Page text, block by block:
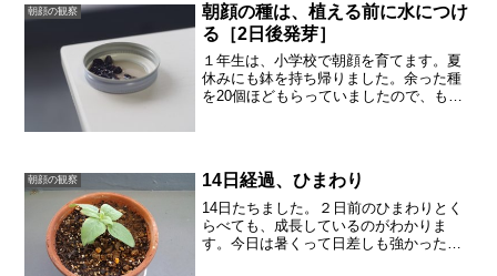
朝顔の観察
朝顔の種は、植える前に水につけ
る［2日後発芽］
１年生は、小学校で朝顔を育てます。夏
休みにも鉢を持ち帰りました。余った種
を20個ほどもらっていましたので、もう
割れて発芽しやすいです...
朝顔の観察 14日経過、ひまわり
14日たちました。２日前のひまわりとく
らべても、成長しているのがわかりま
す。今日は暑くって日差しも強かったの